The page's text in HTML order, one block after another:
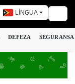
LÍNGUA
DEFEZA SEGURANSA